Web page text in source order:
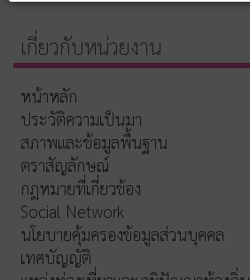
เกี่ยวกับหน่วยงาน
หน้าหลัก
ประวัติความเป็นมา
สภาพและข้อมูลพื้นฐาน
ตราสัญลักษณ์
กฎหมายที่เกี่ยวข้อง
Social Network
นโยบายคุ้มครองข้อมูลส่วนบุคคล
เทศบัญญัติ